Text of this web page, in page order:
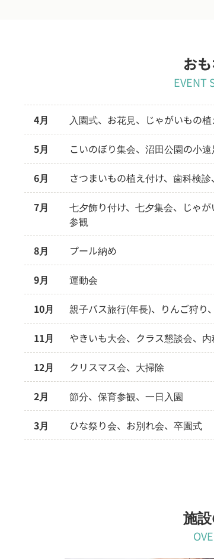
お
EVENT
4月 入園式、お花見、じゃがいもの
5月 こいのぼり集会、沼田公園の小
6月 さつまいもの植え付け、歯科検
7月
七夕飾り付け、七夕集会、じゃ
参観
8月 プール納め
9月 運動会
10月 親子バス旅行(年長)、りんご狩り
11月 やきいも大会、クラス懇談会、
12月 クリスマス会、大掃除
2月 節分、保育参観、一日入園
3月 ひな祭り会、お別れ会、卒園式
施